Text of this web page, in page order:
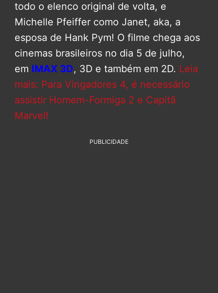
todo o elenco original de volta, e
Michelle Pfeiffer como Janet, aka, a
esposa de Hank Pym! O filme chega aos
cinemas brasileiros no dia 5 de julho,
em IMAX 3D, 3D e também em 2D. Leia
mais: Para Vingadores 4, é necessário
assistir Homem-Formiga 2 e Capitã
Marvel!
PUBLICIDADE